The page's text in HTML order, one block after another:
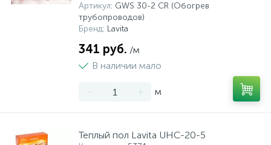
Артикул: GWS 30-2 CR (Обогрев
трубопроводов)
Бренд: Lavita
341 руб. /м
В наличии мало
- + м
Теплый пол Lavita UHC-20-5